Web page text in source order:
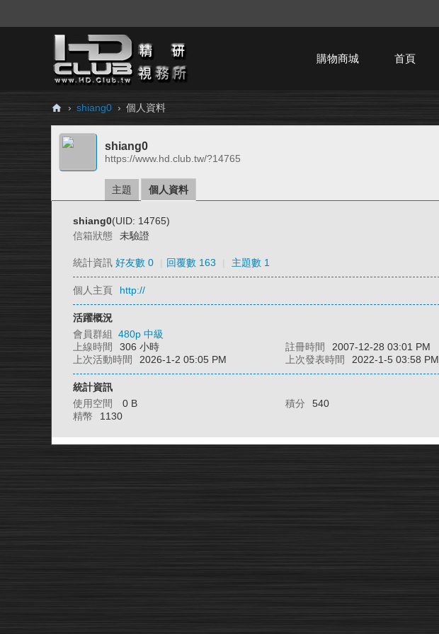
購物商城 首頁
H
Cl
› shiang0 › 個人資料
shiang0
https://www.hd.club.tw/?14765
主題 個人資料
shiang0(UID: 14765)
信箱狀態
未驗證
統計資訊 好友數 0 回覆數 163 主題數 1
個人主頁 http://
活躍概況
會員群組 480p 中級
上線時間
306 小時 註冊時間 2007-12-28 03:01 PM
上次活動時間
2026-1-2 05:05 PM 上次發表時間 2022-1-5 03:58 PM
統計資訊
使用空間
0 B 積分 540
精幣
1130